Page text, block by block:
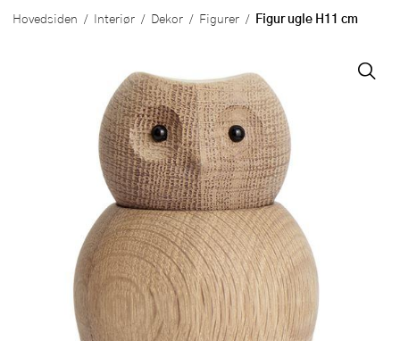
Hovedsiden Interiør Dekor Figurer Figur ugle H11 cm